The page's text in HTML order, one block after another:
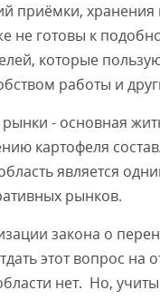
приёмки,
не готовы к
которые
работы и
- основная
картофеля
является
рынков.
закона о
этот вопрос на
нет. Но,